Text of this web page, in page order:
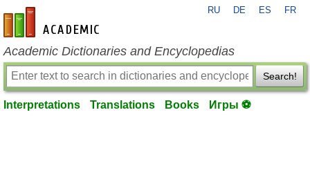
en-academic.com
RU DE ES FR
Academic Dictionaries and Encyclopedias
Search!
Interpretations Translations Books Игры ⚽